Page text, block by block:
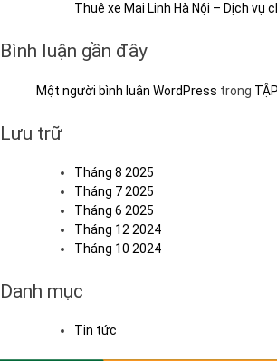
Thuê xe Mai Linh Hà Nội – Dịch vụ
Bình luận gần đây
Một người bình luận WordPress trong
Lưu trữ
Tháng 8 2025
Tháng 7 2025
Tháng 6 2025
Tháng 12 2024
Tháng 10 2024
Danh mục
Tin tức